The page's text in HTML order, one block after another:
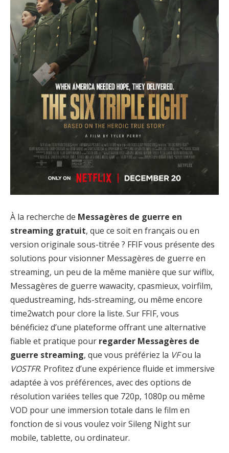
À la recherche de Messagères de guerre en
streaming gratuit, que ce soit en français ou en
version originale sous-titrée ? FFIF vous présente des
solutions pour visionner Messagères de guerre en
streaming, un peu de la même manière que sur wiflix,
Messagères de guerre wawacity, cpasmieux, voirfilm,
quedustreaming, hds-streaming, ou même encore
time2watch pour clore la liste. Sur FFIF, vous
bénéficiez d’une plateforme offrant une alternative
fiable et pratique pour regarder Messagères de
guerre streaming, que vous préfériez la VFou la
VOSTFR. Profitez d’une expérience fluide et immersive
adaptée à vos préférences, avec des options de
résolution variées telles que 720p, 1080p ou même
VOD pour une immersion totale dans le film en
fonction de si vous voulez voir Sileng Night sur
mobile, tablette, ou ordinateur.